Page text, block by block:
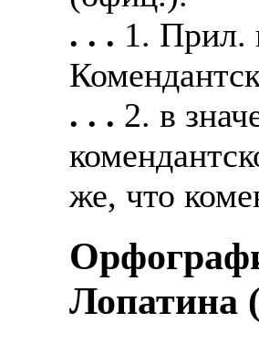
. . . 1. Прил.
. . . 2. в
же, что
Лопатина